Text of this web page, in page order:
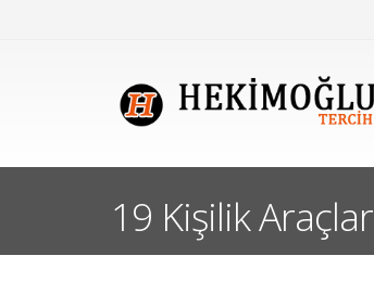
19 Kişilik Araçlar